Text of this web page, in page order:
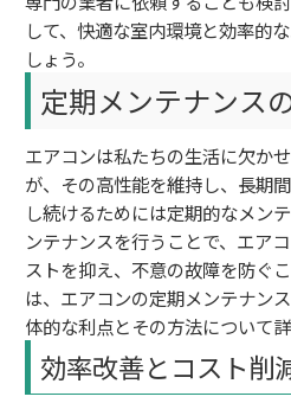
して、快適な室内環境と効率的
しょう。
定期メンテナンス
エアコンは私たちの生活に欠か
が、その高性能を維持し、長期
し続けるためには定期的なメン
ンテナンスを行うことで、エア
ストを抑え、不意の故障を防ぐ
は、エアコンの定期メンテナン
体的な利点とその方法について詳
効率改善とコスト削